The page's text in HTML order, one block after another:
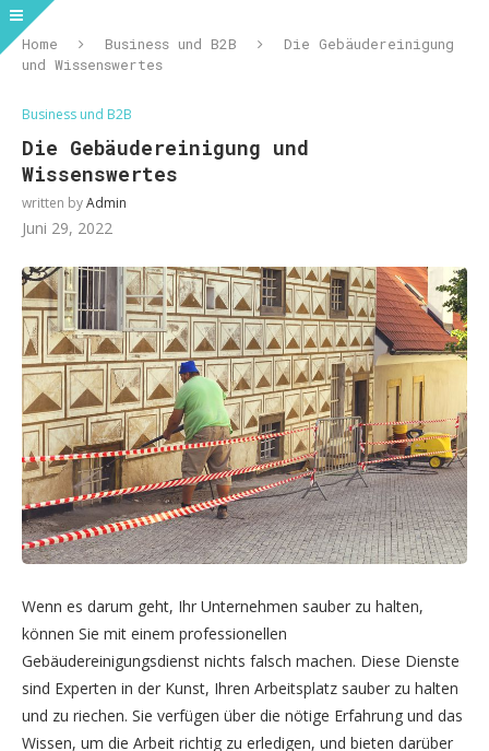
Home Business und B2B
Die Gebäudereinigung
und Wissenswertes
Business und B2B
Die Gebäudereinigung und
Wissenswertes
written byAdmin
Juni 29, 2022
Wenn es darum geht, Ihr Unternehmen sauber zu halten,
können Sie mit einem professionellen
Gebäudereinigungsdienst nichts falsch machen. Diese Dienste
sind Experten in der Kunst, Ihren Arbeitsplatz sauber zu halten
und zu riechen. Sie verfügen über die nötige Erfahrung und das
Wissen, um die Arbeit richtig zu erledigen, und bieten darüber